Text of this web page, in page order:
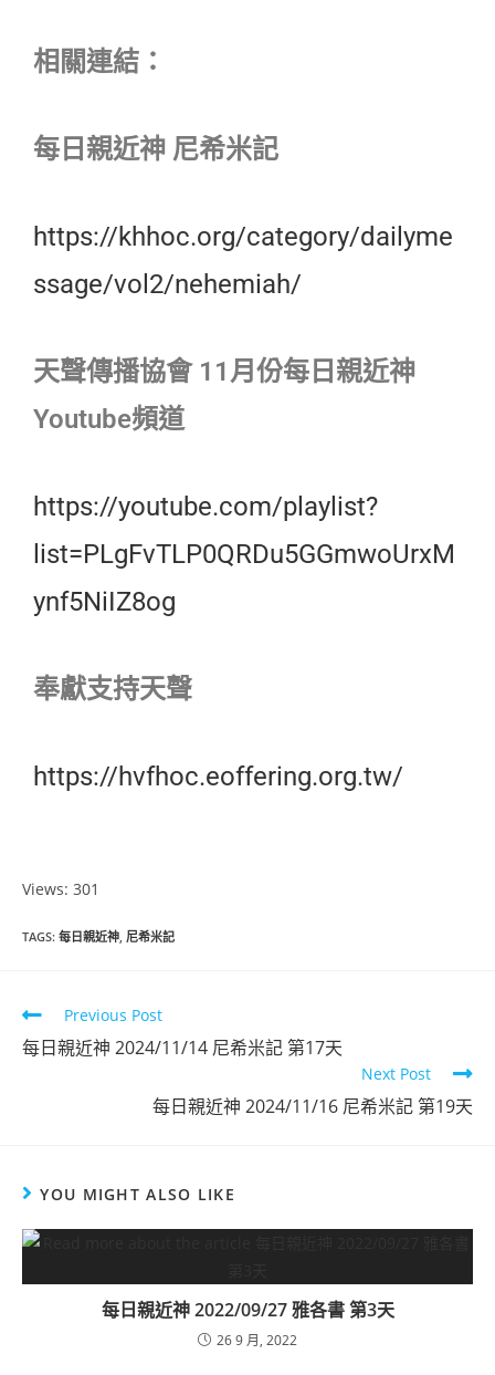
相關連結：
每日親近神 尼希米記
https://khhoc.org/category/dailyme
ssage/vol2/nehemiah/
天聲傳播協會 11月份每日親近神
Youtube頻道
https://youtube.com/playlist?
list=PLgFvTLP0QRDu5GGmwoUrxM
ynf5NiIZ8og
奉獻支持天聲
https://hvfhoc.eoffering.org.tw/
Views: 301
TAGS: 每日親近神, 尼希米記
Previous Post
每日親近神 2024/11/14 尼希米記 第17天
Next Post
每日親近神 2024/11/16 尼希米記 第19天
YOU MIGHT ALSO LIKE
每日親近神 2022/09/27 雅各書 第3天
26 9 月, 2022